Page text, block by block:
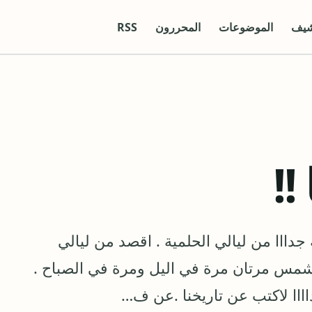
الموضوعات المحررون RSS
!!
من ليالي الحلمية . اقصد من ليالي
مرتان مرة في اليل ومرة في الصباح .
لاكتب عن تاريخنا .عن ف…